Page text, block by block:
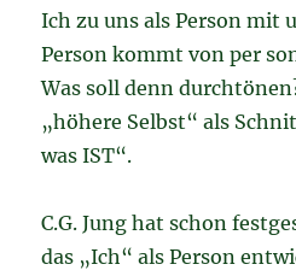
Ich zu uns als Person mit
Person kommt von per
Was soll denn
„höhere Selbst“ als
was IST“.
C.G. Jung hat schon
das „Ich“ als Person